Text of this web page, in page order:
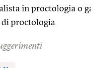
in proctologia o
di proctologia